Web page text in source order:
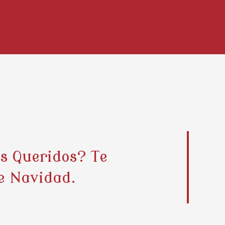
Queridos? Te
Navidad.